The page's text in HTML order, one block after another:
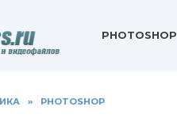
PHOTOSHOP
» PHOTOSHOP